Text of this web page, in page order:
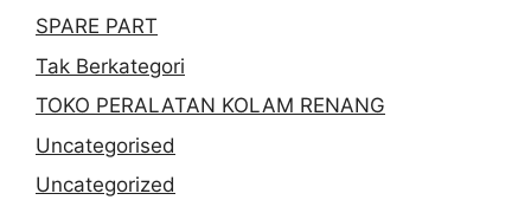
SPARE PART
Tak Berkategori
TOKO PERALATAN KOLAM RENANG
Uncategorised
Uncategorized